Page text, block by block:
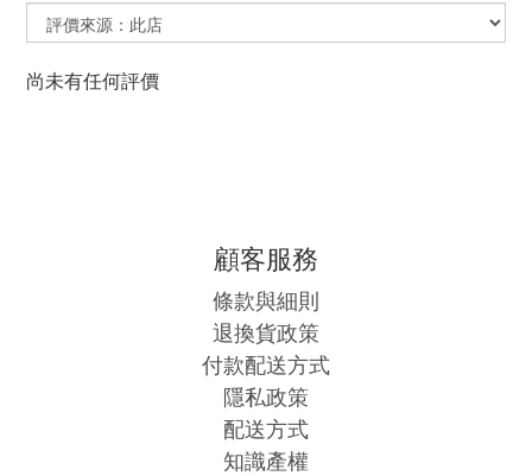
尚未有任何評價
顧客服務
條款與細則
退換貨政策
付款配送方式
隱私政策
配送方式
知識產權